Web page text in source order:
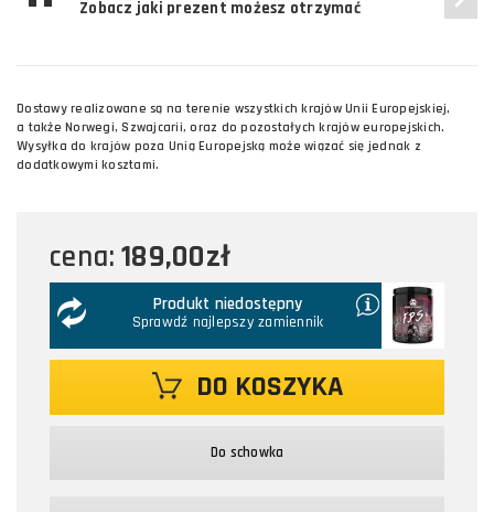
Zobacz jaki prezent możesz otrzymać
Dostawy realizowane są na terenie wszystkich krajów Unii Europejskiej,
a także Norwegi, Szwajcarii, oraz do pozostałych krajów europejskich.
Wysyłka do krajów poza Unią Europejską może wiązać się jednak z
dodatkowymi kosztami.
cena: 189,00zł
Produkt niedostępny
Sprawdź najlepszy zamiennik
DO KOSZYKA
Do schowka